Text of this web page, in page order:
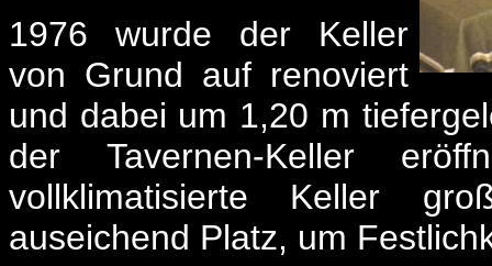
1976 wurde der Keller
von Grund auf renoviert
und dabei um 1,20 m
der Tavernen-Keller
vollklimatisierte Keller
auseichend Platz, um